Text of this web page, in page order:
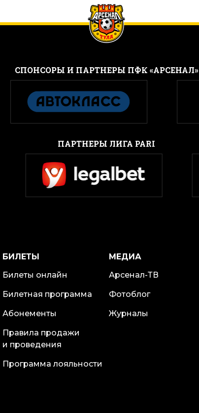
CПОНСОРЫ И ПАРТНЕРЫ ПФК «АРСЕНАЛ»
ПАРТНЕРЫ ЛИГА PARI
БИЛЕТЫ
Билеты онлайн
Билетная программа
Абонементы
Правила продажи
и проведения
Программа лояльности
МЕДИА
Арсенал-ТВ
Фотоблог
Журналы